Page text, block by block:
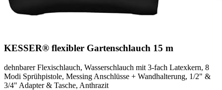
KESSER® flexibler Gartenschlauch 15 m
dehnbarer Flexischlauch, Wasserschlauch mit 3-fach Latexkern, 8
Modi Sprühpistole, Messing Anschlüsse + Wandhalterung, 1/2" &
3/4" Adapter & Tasche, Anthrazit